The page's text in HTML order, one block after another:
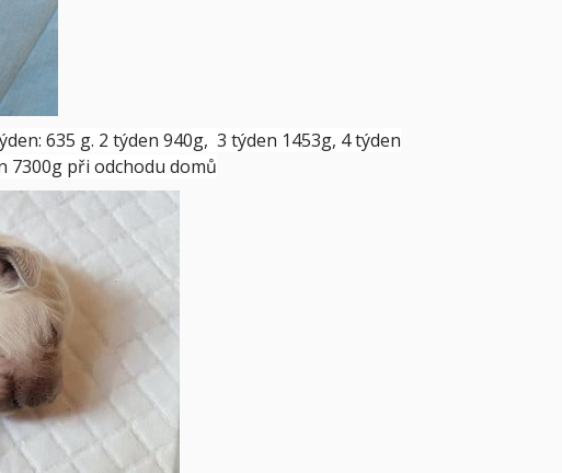
635 g. 2 týden 940g, 3 týden 1453g, 4 týden
7300g při odchodu domů